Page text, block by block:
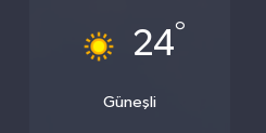
24°
Güneşli